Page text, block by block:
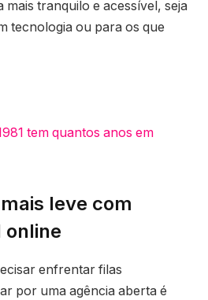
tranquilo e acessível, seja
tecnologia ou para os que
tem quantos anos em
leve com
online
enfrentar filas
por uma agência aberta é